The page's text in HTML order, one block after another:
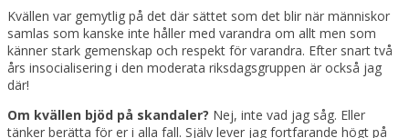
Kvällen var gemytlig på det där sättet som det blir när människor
samlas som kanske inte håller med varandra om allt men som
känner stark gemenskap och respekt för varandra. Efter snart två
års insocialisering i den moderata riksdagsgruppen är också jag
där!
Om kvällen bjöd på skandaler? Nej, inte vad jag såg. Eller
tänker berätta för er i alla fall. Själv lever jag fortfarande högt på